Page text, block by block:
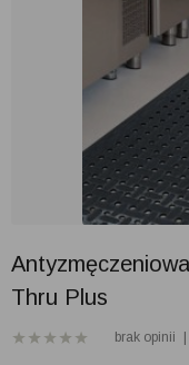
Thru Plus
brak opinii